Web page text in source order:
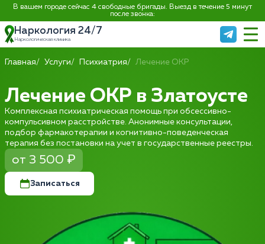
В вашем городе сейчас 4 свободные бригады. Выезд в течение 5 минут
после звонка:
Наркология 24/7
Наркологическая клиника
Главная Услуги Психиатрия Лечение ОКР
Лечение ОКР в Златоусте
Комплексная психиатрическая помощь при обсессивно-
компульсивном расстройстве. Анонимные консультации,
подбор фармакотерапии и когнитивно-поведенческая
терапия без постановки на учет в государственные реестры.
от 3 500 ₽
Записаться